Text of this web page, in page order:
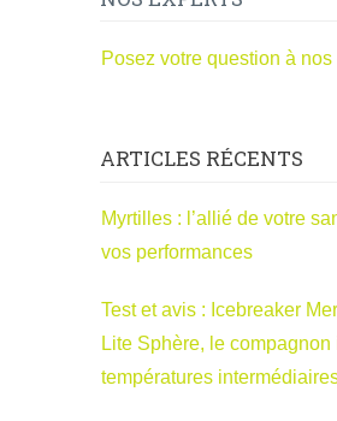
Posez votre question à nos
ARTICLES RÉCENTS
Myrtilles : l’allié de votre
vos performances
Test et avis : Icebreaker
Lite Sphère, le
températures